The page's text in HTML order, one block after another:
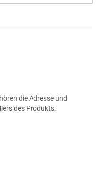
die Adresse und
des Produkts.